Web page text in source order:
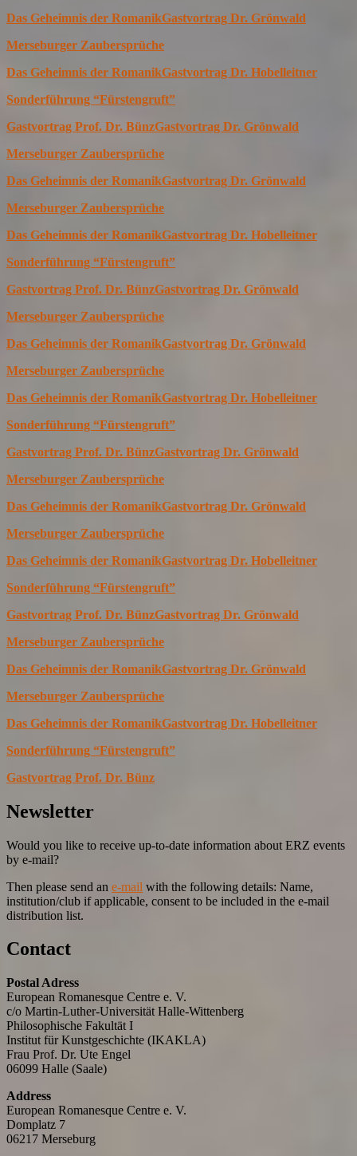
Das Geheimnis der RomanikGastvortrag Dr. Grönwald
Merseburger Zaubersprüche
Das Geheimnis der RomanikGastvortrag Dr. Hobelleitner
Sonderführung “Fürstengruft”
Gastvortrag Prof. Dr. BünzGastvortrag Dr. Grönwald
Merseburger Zaubersprüche
Das Geheimnis der RomanikGastvortrag Dr. Grönwald
Merseburger Zaubersprüche
Das Geheimnis der RomanikGastvortrag Dr. Hobelleitner
Sonderführung “Fürstengruft”
Gastvortrag Prof. Dr. BünzGastvortrag Dr. Grönwald
Merseburger Zaubersprüche
Das Geheimnis der RomanikGastvortrag Dr. Grönwald
Merseburger Zaubersprüche
Das Geheimnis der RomanikGastvortrag Dr. Hobelleitner
Sonderführung “Fürstengruft”
Gastvortrag Prof. Dr. BünzGastvortrag Dr. Grönwald
Merseburger Zaubersprüche
Das Geheimnis der RomanikGastvortrag Dr. Grönwald
Merseburger Zaubersprüche
Das Geheimnis der RomanikGastvortrag Dr. Hobelleitner
Sonderführung “Fürstengruft”
Gastvortrag Prof. Dr. BünzGastvortrag Dr. Grönwald
Merseburger Zaubersprüche
Das Geheimnis der RomanikGastvortrag Dr. Grönwald
Merseburger Zaubersprüche
Das Geheimnis der RomanikGastvortrag Dr. Hobelleitner
Sonderführung “Fürstengruft”
Gastvortrag Prof. Dr. Bünz
Newsletter
Would you like to receive up-to-date information about ERZ events
by e-mail?
Then please send an e-mail with the following details: Name,
institution/club if applicable, consent to be included in the e-mail
distribution list.
Contact
Postal Adress
European Romanesque Centre e. V.
c/o Martin-Luther-Universität Halle-Wittenberg
Philosophische Fakultät I
Institut für Kunstgeschichte (IKAKLA)
Frau Prof. Dr. Ute Engel
06099 Halle (Saale)
Address
European Romanesque Centre e. V.
Domplatz 7
06217 Merseburg